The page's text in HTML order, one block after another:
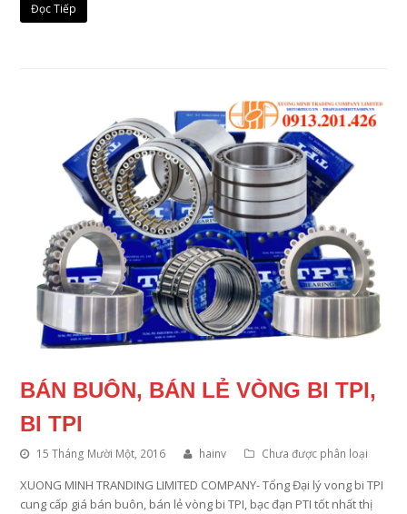
Đọc Tiếp
BÁN BUÔN, BÁN LẺ VÒNG BI TPI,
BI TPI
15 Tháng Mười Một, 2016 hainv Chưa được phân loại
XUONG MINH TRANDING LIMITED COMPANY- Tổng Đại lý vong bi TPI
cung cấp giá bán buôn, bán lẻ vòng bi TPI, bạc đạn PTI tốt nhất thị